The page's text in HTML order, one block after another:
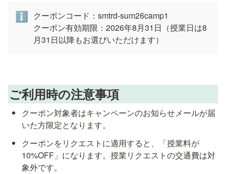
ℹ️
クーポンコード：smtrd-sum26camp1
クーポン有効期限：2026年8月31日（授業日は8
月31日以降もお選びいただけます）
ご利用時の注意事項
クーポン対象者はキャンペーンのお知らせメールが届
いた方限定となります。
クーポンをリクエストに適用すると、「授業料が
10%OFF」になります。授業リクエストの交通費は対
象外です。